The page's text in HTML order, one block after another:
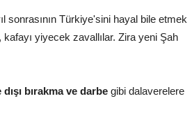
sonrasının Türkiye'sini hayal bile etmek
yiyecek zavallılar. Zira yeni Şah
bırakma ve darbe gibi dalaverelere